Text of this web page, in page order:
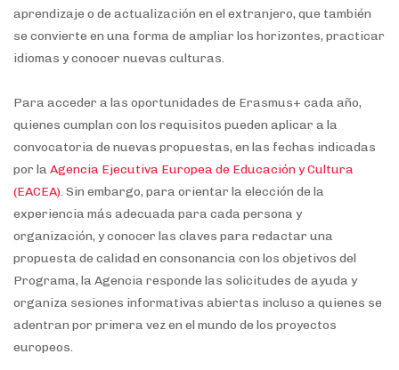
aprendizaje o de actualización en el extranjero, que también
se convierte en una forma de ampliar los horizontes, practicar
idiomas y conocer nuevas culturas.
Para acceder a las oportunidades de Erasmus+ cada año,
quienes cumplan con los requisitos pueden aplicar a la
convocatoria de nuevas propuestas, en las fechas indicadas
por la Agencia Ejecutiva Europea de Educación y Cultura
(EACEA). Sin embargo, para orientar la elección de la
experiencia más adecuada para cada persona y
organización, y conocer las claves para redactar una
propuesta de calidad en consonancia con los objetivos del
Programa, la Agencia responde las solicitudes de ayuda y
organiza sesiones informativas abiertas incluso a quienes se
adentran por primera vez en el mundo de los proyectos
europeos.